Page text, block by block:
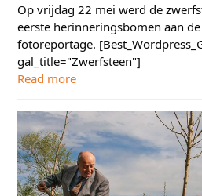
Op vrijdag 22 mei werd de
eerste herinneringsbomen aan de
fotoreportage.
gal_title="Zwerfsteen"]
Read more